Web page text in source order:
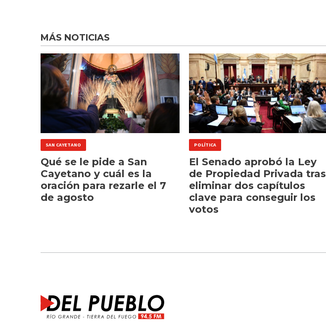
MÁS NOTICIAS
SAN CAYETANO
Qué se le pide a San
Cayetano y cuál es la
oración para rezarle el 7
de agosto
POLÍTICA
El Senado aprobó la Ley
de Propiedad Privada tras
eliminar dos capítulos
clave para conseguir los
votos